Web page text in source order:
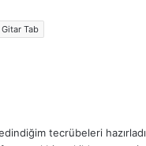
Gitar Tab
tecrübeleri